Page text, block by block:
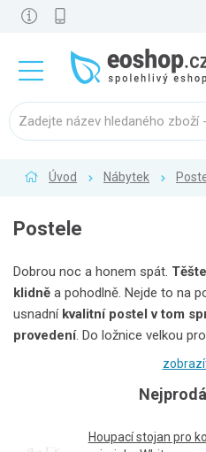
Úvod Nábytek
Postele
Dobrou noc a honem spát.
klidně a pohodlně. Nejde to na
usnadní kvalitní postel v tom
provedení. Do ložnice velkou
, pro ty
. Rám lůžka
úložným prostorem a v
Houpací stojan pro